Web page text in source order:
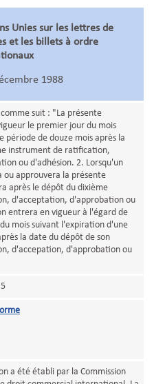
Unies sur les lettres de
et les billets à ordre
1988
suit : "La présente
le premier jour du mois
période de douze mois après la
instrument de ratification,
ou d'adhésion. 2. Lorsqu'un
approuvera la présente
après le dépôt du dixième
d'acceptation, d'approbation ou
entrera en vigueur à l'égard de
mois suivant l'expiration d'une
la date du dépôt de son
d'accepation, d'approbation ou
a été établi par la Commission